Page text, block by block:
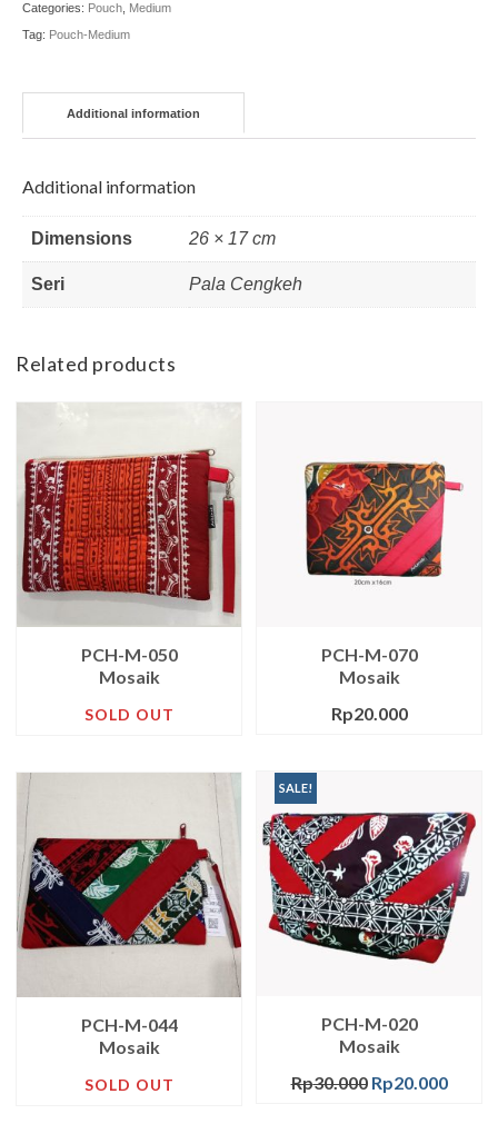
Categories: Pouch Medium
Tag: Pouch-Medium
Additional information
Additional information
Dimensions 26 × 17 cm
Seri Pala Cengkeh
Related products
PCH-M-050
Mosaik
SOLD OUT
PCH-M-070
Mosaik
Rp20.000
SALE!
PCH-M-020
Mosaik
Rp30.000 Rp20.000
PCH-M-044
Mosaik
SOLD OUT